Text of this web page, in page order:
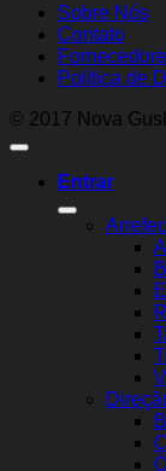
Sobre Nós
Contato
Política de
© 2017 Nova
Entrar